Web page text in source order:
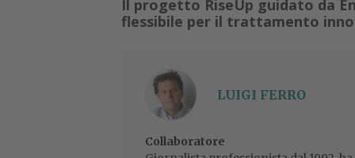
Il progetto RiseUp guidato da
flessibile per il trattamento
LUIGI FERRO
Collaboratore